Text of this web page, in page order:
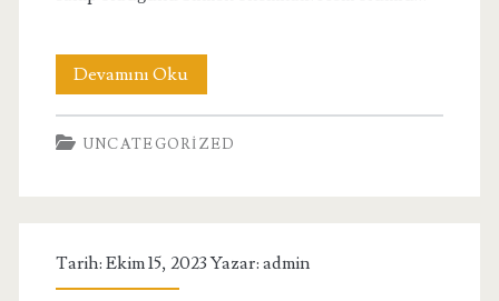
Devamını OkuDoğum
Kontrol
Haplarının
Üzerindeki
UNCATEGORIZED
Tarih: Ekim 15, 2023 Yazar: admin